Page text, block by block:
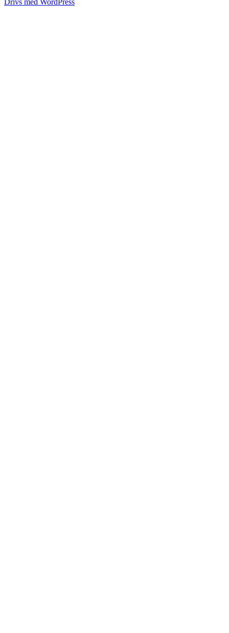
Drivs med WordPress